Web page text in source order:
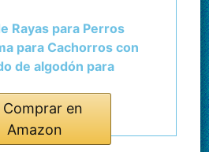
Rayas para Perros
para Cachorros con
de algodón para
Invierno marrón L
Comprar en
Amazon